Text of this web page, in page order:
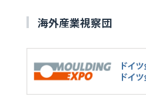
海外産業視察団